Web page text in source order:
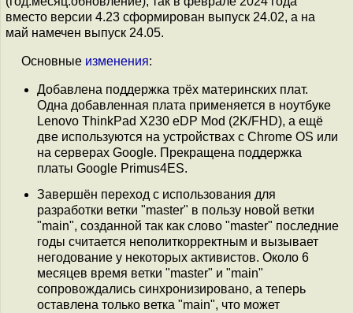
вместо версии 4.23 сформирован выпуск 24.02, а на
май намечен выпуск 24.05.
Основные изменения:
Добавлена поддержка трёх материнских плат.
Одна добавленная плата применяется в ноутбуке
Lenovo ThinkPad X230 eDP Mod (2K/FHD), а ещё
две используются на устройствах с Chrome OS или
на серверах Google. Прекращена поддержка
платы Google Primus4ES.
Завершён переход с использования для
разработки ветки "master" в пользу новой ветки
"main", созданной так как слово "master" последние
годы считается неполиткорректным и вызывает
негодование у некоторых активистов. Около 6
месяцев время ветки "master" и "main"
сопровождались синхронизировано, а теперь
оставлена только ветка "main", что может